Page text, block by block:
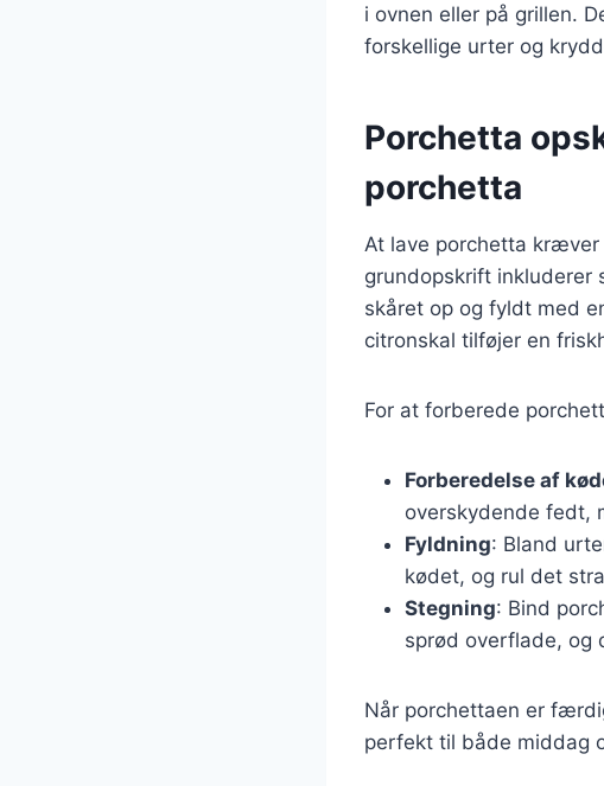
i ovnen eller på grillen.
forskellige urter og
Porchetta
porchetta
At lave porchetta
grundopskrift inkluderer
skåret op og fyldt med
citronskal tilføjer en
For at forberede
Forberedelse af
overskydende fedt,
Fyldning: Bland
kødet, og rul det
Stegning: Bind
sprød overflade, og
Når porchettaen er
perfekt til både middag